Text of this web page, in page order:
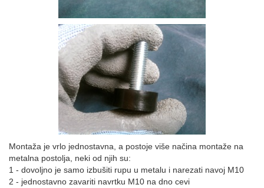
Montaža je vrlo jednostavna, a postoje više načina montaže na
metalna postolja, neki od njih su:
1 - dovoljno je samo izbušiti rupu u metalu i narezati navoj M10
2 - jednostavno zavariti navrtku M10 na dno cevi